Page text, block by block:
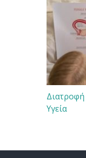
Διατροφή
Υγεία